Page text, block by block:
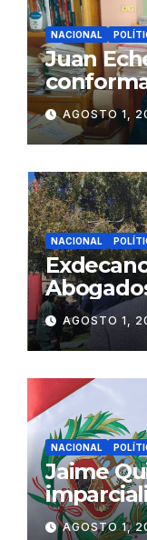
NACIONAL
Juan
gabinete
Fujimori
AGOSTO 1,
NACIONAL
AGOSTO 1,
NACIONAL
Jaime
AGOSTO 1,